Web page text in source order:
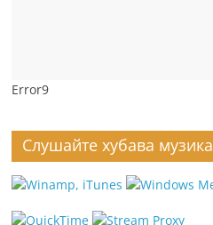
Error9
Слушайте хубава музика